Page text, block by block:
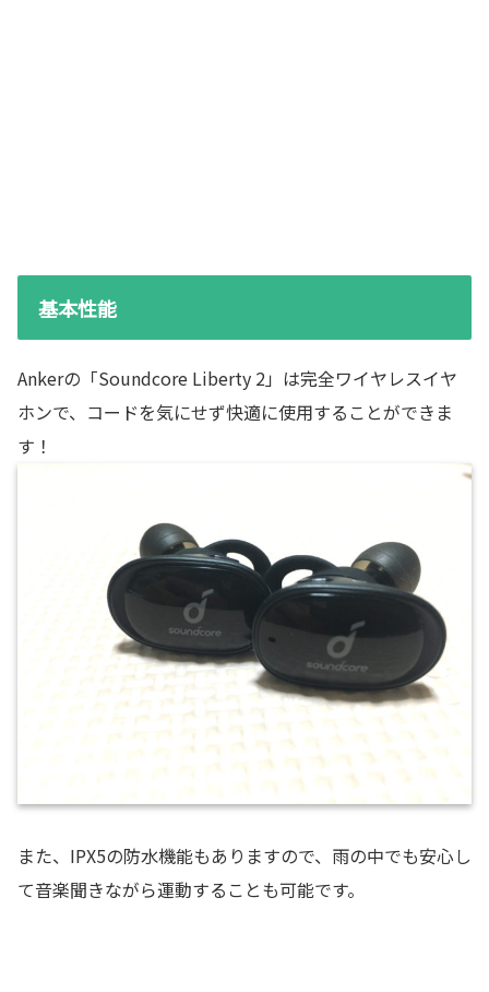
基本性能
Ankerの「Soundcore Liberty 2」は完全ワイヤレスイヤ
ホンで、コードを気にせず快適に使用することができま
す！
また、IPX5の防水機能もありますので、雨の中でも安心し
て音楽聞きながら運動することも可能です。